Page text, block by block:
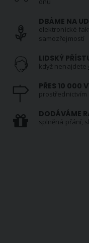
DBÁME NA
elektronické
samozřejmostí
LIDSKÝ
když nenajdete
PŘES 10 000
DODÁVÁME
splněná přání,